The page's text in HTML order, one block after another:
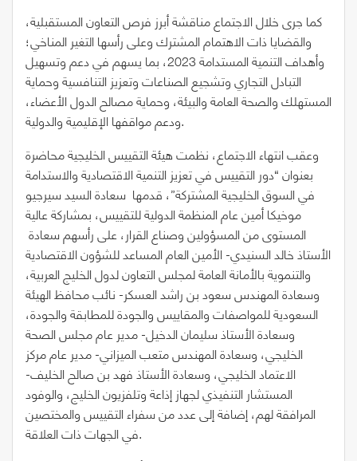
كما جرى خلال الاجتماع مناقشة أبرز فرص التعاون المستقبلية،
والقضايا ذات الاهتمام المشترك وعلى رأسها التغير المناخي؛
وأهداف التنمية المستدامة 2023، بما يسهم في دعم وتسهيل
التبادل التجاري وتشجيع الصناعات وتعزيز التنافسية وحماية
المستهلك والصحة العامة والبيئة، وحماية مصالح الدول الأعضاء،
ودعم مواقفها الإقليمية والدولية.
وعقب انتهاء الاجتماع، نظمت هيئة التقييس الخليجية محاضرة
بعنوان “دور التقييس في تعزيز التنمية الاقتصادية والاستدامة
في السوق الخليجية المشتركة”، قدمها سعادة السيد سيرجيو
موخيكا أمين عام المنظمة الدولية للتقييس، بمشاركة عالية
المستوى من المسؤولين وصناع القرار، على رأسهم سعادة
الأستاذ خالد السنيدي- الأمين العام المساعد للشؤون الاقتصادية
والتنموية بالأمانة العامة لمجلس التعاون لدول الخليج العربية،
وسعادة المهندس سعود بن راشد العسكر- نائب محافظ الهيئة
السعودية للمواصفات والمقاييس والجودة للمطابقة والجودة،
وسعادة الأستاذ سليمان الدخيل- مدير عام مجلس الصحة
الخليجي، وسعادة المهندس متعب الميزاني- مدير عام مركز
الاعتماد الخليجي، وسعادة الأستاذ فهد بن صالح الخليف-
المستشار التنفيذي لجهاز إذاعة وتلفزيون الخليج، والوفود
المرافقة لهم، إضافة إلى عدد من سفراء التقييس والمختصين
في الجهات ذات العلاقة.